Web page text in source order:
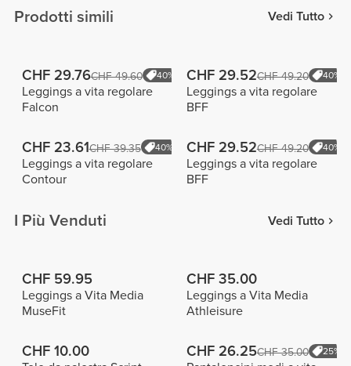
Prodotti simili Vedi Tutto
CHF 29.76CHF 49.60 40%
Leggings a vita regolare
Falcon
CHF 29.52CHF 49.20 40%
Leggings a vita regolare
BFF
CHF 23.61CHF 39.35 40%
Leggings a vita regolare
Contour
CHF 29.52CHF 49.20 40%
Leggings a vita regolare
BFF
I Più Venduti Vedi Tutto
CHF 59.95
Leggings a Vita Media
MuseFit
CHF 35.00
Leggings a Vita Media
Athleisure
CHF 10.00 CHF 26.25CHF 35.00 25%